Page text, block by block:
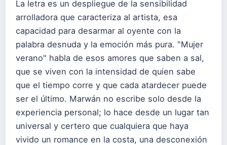
La letra es un despliegue de la sensibilidad
arrolladora que caracteriza al artista, esa
capacidad para desarmar al oyente con la
palabra desnuda y la emoción más pura. "Mujer
verano" habla de esos amores que saben a sal,
que se viven con la intensidad de quien sabe
que el tiempo corre y que cada atardecer puede
ser el último. Marwán no escribe solo desde la
experiencia personal; lo hace desde un lugar tan
universal y certero que cualquiera que haya
vivido un romance en la costa, una desconexión